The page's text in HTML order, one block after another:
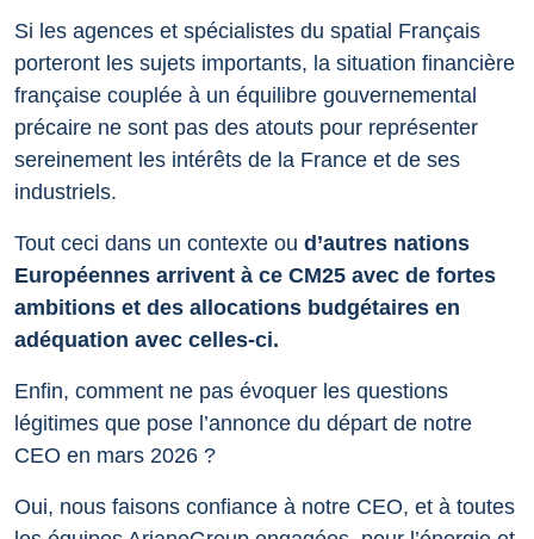
Si les agences et spécialistes du spatial Français
porteront les sujets importants, la situation financière
française couplée à un équilibre gouvernemental
précaire ne sont pas des atouts pour représenter
sereinement les intérêts de la France et de ses
industriels.
Tout ceci dans un contexte ou d’autres nations
Européennes arrivent à ce CM25 avec de fortes
ambitions et des allocations budgétaires en
adéquation avec celles-ci.
Enfin, comment ne pas évoquer les questions
légitimes que pose l’annonce du départ de notre
CEO en mars 2026 ?
Oui, nous faisons confiance à notre CEO, et à toutes